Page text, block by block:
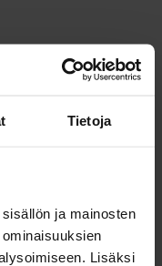
Tietoja
ja mainosten
Lisäksi
/ ltk)